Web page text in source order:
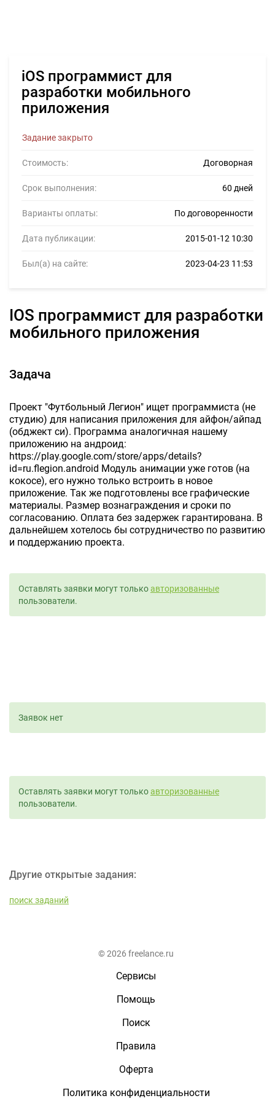
iOS программист для
разработки мобильного
приложения
Задание закрыто
Стоимость: Договорная
Срок выполнения: 60 дней
Варианты оплаты: По договоренности
Дата публикации: 2015-01-12 10:30
Был(а) на сайте: 2023-04-23 11:53
iOS программист для разработки
мобильного приложения
Задача
Проект "Футбольный Легион" ищет программиста (не
студию) для написания приложения для айфон/айпад
(обджект си). Программа аналогичная нашему
приложению на андроид:
https://play.google.com/store/apps/details?
id=ru.flegion.android Модуль анимации уже готов (на
кокосе), его нужно только встроить в новое
приложение. Так же подготовлены все графические
материалы. Размер вознаграждения и сроки по
согласованию. Оплата без задержек гарантирована. В
дальнейшем хотелось бы сотрудничество по развитию
и поддержанию проекта.
Оставлять заявки могут толькоавторизованные
пользователи.
Заявок нет
Оставлять заявки могут толькоавторизованные
пользователи.
Другие открытые задания:
поиск заданий
© 2026 freelance.ru
Сервисы
Помощь
Поиск
Правила
Оферта
Политика конфиденциальности